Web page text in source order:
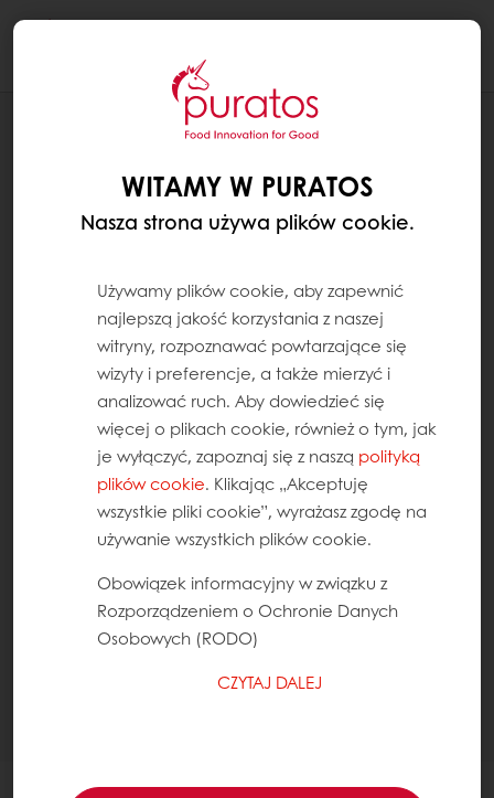
AKTUALNOŚCI
WITAMY W PURATOS
Nasza strona używa plików cookie.
Używamy plików cookie, aby zapewnić
najlepszą jakość korzystania z naszej
witryny, rozpoznawać powtarzające się
wizyty i preferencje, a także mierzyć i
analizować ruch. Aby dowiedzieć się
więcej o plikach cookie, również o tym, jak
je wyłączyć, zapoznaj się z naszą polityką
plików cookie. Klikając „Akceptuję
wszystkie pliki cookie”, wyrażasz zgodę na
używanie wszystkich plików cookie.
Obowiązek informacyjny w związku z
Rozporządzeniem o Ochronie Danych
Osobowych (RODO)
CZYTAJ DALEJ